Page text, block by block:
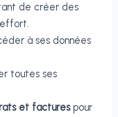
de créer des
effort.
à ses données
toutes ses
et facturespour